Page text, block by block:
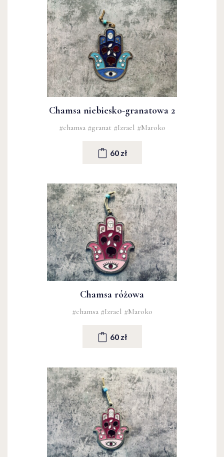
Chamsa niebiesko-granatowa 2
#chamsa #granat #Izrael #Maroko
60 zł
Chamsa różowa
#chamsa #Izrael #Maroko
60 zł